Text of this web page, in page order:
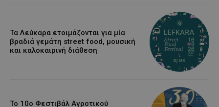
Τα Λεύκαρα ετοιμάζονται για μία
βραδιά γεμάτη street food, μουσική
και καλοκαιρινή διάθεση
Το 10ο Φεστιβάλ Αγροτικού